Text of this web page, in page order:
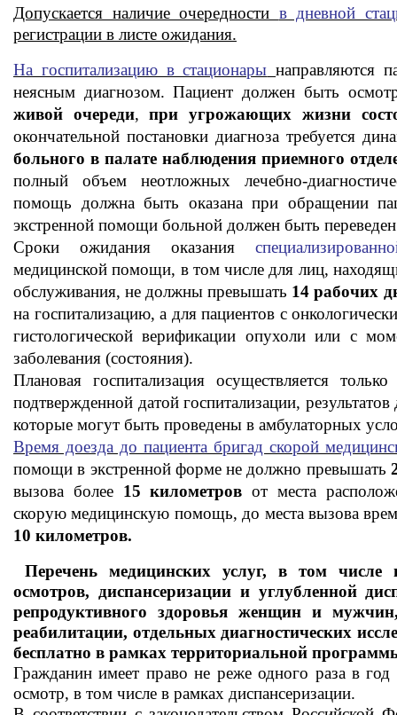
Допускается наличие очередности в дневной
регистрации в листе ожидания.
На госпитализацию в стационары направляются
неясным диагнозом. Пациент должен быть
живой очереди,при угрожающих жизни
окончательной постановки диагноза требуется
больного в палате наблюдения приемного
полный объем неотложных лечебно-
помощь должна быть оказана при обращении
экстренной помощи больной должен быть
Сроки ожидания оказания
медицинской помощи, в том числе для лиц,
обслуживания, не должны превышать 14 рабочих
на госпитализацию, а для пациентов с
гистологической верификации опухоли или с
заболевания (состояния).
Плановая госпитализация осуществляется
подтвержденной датой госпитализации,
которые могут быть проведены в амбулаторных
Время доезда до пациента бригад скорой
помощи в экстренной форме не должно превышать
вызова более 15 километров от места
скорую медицинскую помощь, до места вызова
10 километров.
Перечень медицинских услуг, в том числе
осмотров, диспансеризации и углубленной
репродуктивного здоровья женщин и
реабилитации, отдельных диагностических
бесплатно в рамках территориальной
Гражданин имеет право не реже одного раза в
осмотр, в том числе в рамках диспансеризации.